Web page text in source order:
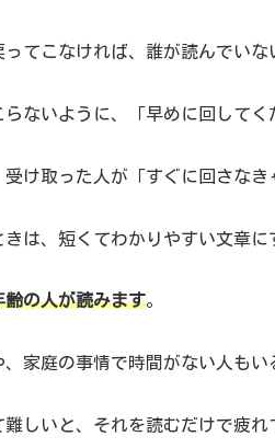
ってこなければ、誰が読んでい
らないように、「早めに回して
受け取った人が「すぐに回さな
きは、短くてわかりやすい文章
の人が読みます。
家庭の事情で時間がない人もい
難しいと、それを読むだけで疲